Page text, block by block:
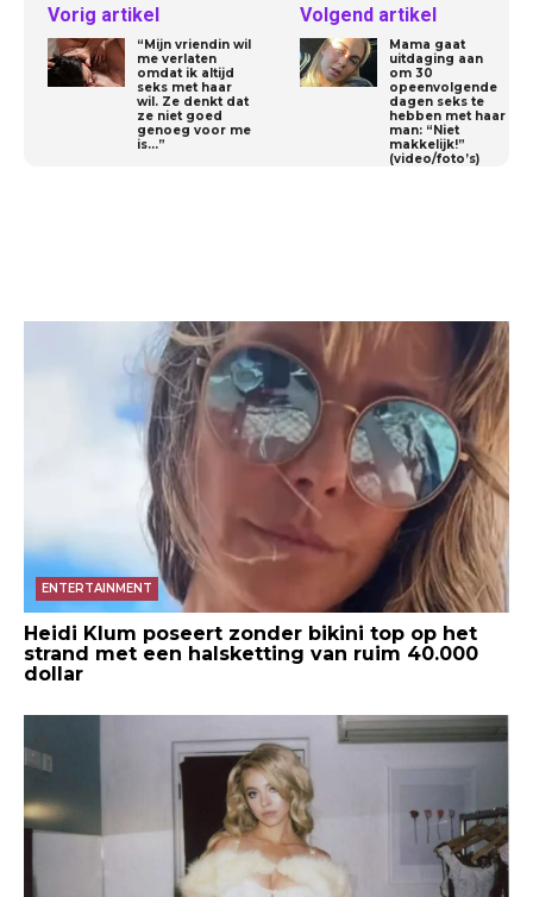
Vorig artikel
“Mijn vriendin wil
me verlaten
omdat ik altijd
seks met haar
wil. Ze denkt dat
ze niet goed
genoeg voor me
is…”
Volgend artikel
Mama gaat
uitdaging aan
om 30
opeenvolgende
dagen seks te
hebben met haar
man: “Niet
makkelijk!”
(video/foto’s)
ENTERTAINMENT
Heidi Klum poseert zonder bikini top op het
strand met een halsketting van ruim 40.000
dollar